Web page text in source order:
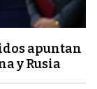
apuntan
y Rusia